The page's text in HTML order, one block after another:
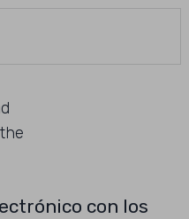
con los